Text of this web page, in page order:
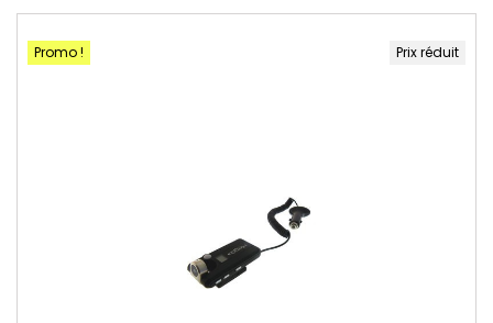
Promo ! Prix réduit